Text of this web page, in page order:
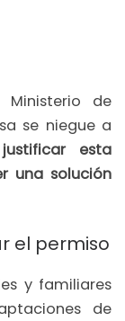
de
se niegue a
esta
una solución
el permiso
y familiares
de